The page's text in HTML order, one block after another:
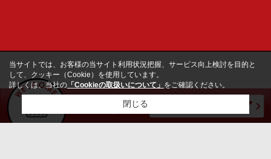
当サイトでは、お客様の当サイト利用状況把握、サービス向上検討を目的と
して、クッキー（Cookie）を使用しています。
詳しくは、当社の 「Cookieの取扱いについて」 をご確認ください。
閉じる